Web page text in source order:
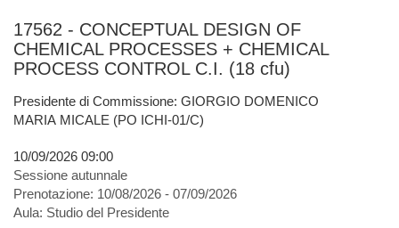
17562 - CONCEPTUAL DESIGN OF
CHEMICAL PROCESSES + CHEMICAL
PROCESS CONTROL C.I. (18 cfu)
Presidente di Commissione: GIORGIO DOMENICO
MARIA MICALE (PO ICHI-01/C)
10/09/2026 09:00
Sessione autunnale
Prenotazione: 10/08/2026 - 07/09/2026
Aula: Studio del Presidente